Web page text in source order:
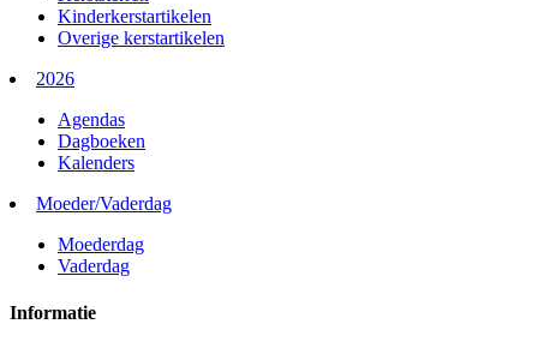
Kinderkerstartikelen
Overige kerstartikelen
2026
Agendas
Dagboeken
Kalenders
Moeder/Vaderdag
Moederdag
Vaderdag
Informatie